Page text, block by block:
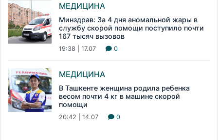
МЕДИЦИНА
Минздрав: За 4 дня аномальной жары в
службу скорой помощи поступило почти
167 тысяч вызовов
19:38 | 17.07 0
МЕДИЦИНА
В Ташкенте женщина родила ребенка
весом почти 4 кг в машине скорой
помощи
20:42 | 14.07 0